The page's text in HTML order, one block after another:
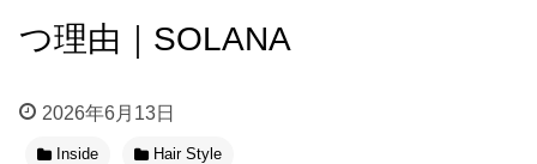
つ理由｜SOLANA
2026年6月13日
Inside Hair Style